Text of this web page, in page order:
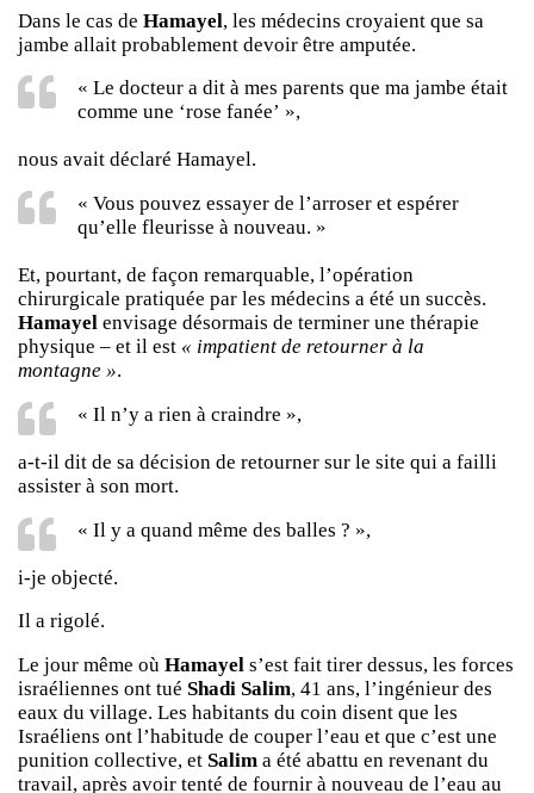
Dans le cas de Hamayel, les médecins croyaient que sa
jambe allait probablement devoir être amputée.
« Le docteur a dit à mes parents que ma jambe était
comme une ‘rose fanée’ »,
nous avait déclaré Hamayel.
« Vous pouvez essayer de l’arroser et espérer
qu’elle fleurisse à nouveau. »
Et, pourtant, de façon remarquable, l’opération
chirurgicale pratiquée par les médecins a été un succès.
Hamayel envisage désormais de terminer une thérapie
physique – et il est « impatient de retourner à la
montagne ».
« Il n’y a rien à craindre »,
a-t-il dit de sa décision de retourner sur le site qui a failli
assister à son mort.
« Il y a quand même des balles ? »,
i-je objecté.
Il a rigolé.
Le jour même où Hamayel s’est fait tirer dessus, les forces
israéliennes ont tué Shadi Salim, 41 ans, l’ingénieur des
eaux du village. Les habitants du coin disent que les
Israéliens ont l’habitude de couper l’eau et que c’est une
punition collective, et Salim a été abattu en revenant du
travail, après avoir tenté de fournir à nouveau de l’eau au